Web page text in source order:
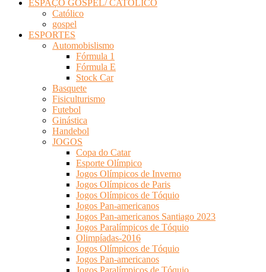
ESPAÇO GOSPEL/ CATÓLICO
Católico
gospel
ESPORTES
Automobislismo
Fórmula 1
Fórmula E
Stock Car
Basquete
Fisiculturismo
Futebol
Ginástica
Handebol
JOGOS
Copa do Catar
Esporte Olímpico
Jogos Olímpicos de Inverno
Jogos Olímpicos de Paris
Jogos Olímpicos de Tóquio
Jogos Pan-americanos
Jogos Pan-americanos Santiago 2023
Jogos Paralímpicos de Tóquio
Olimpíadas-2016
Jogos Olímpicos de Tóquio
Jogos Pan-americanos